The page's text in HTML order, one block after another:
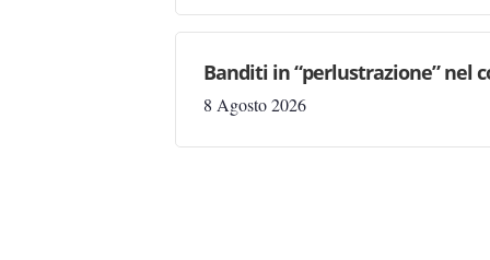
Banditi in “perlustrazione” nel
8 Agosto 2026